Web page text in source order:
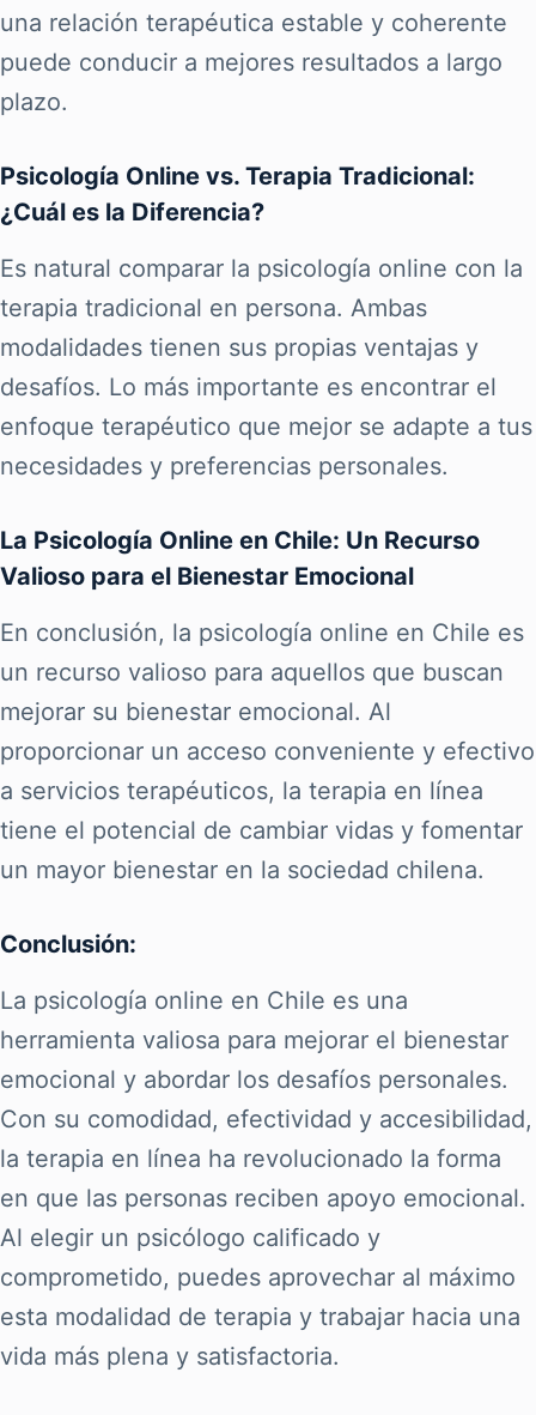
una relación terapéutica estable y coherente
puede conducir a mejores resultados a largo
plazo.
Psicología Online vs. Terapia Tradicional:
¿Cuál es la Diferencia?
Es natural comparar la psicología online con la
terapia tradicional en persona. Ambas
modalidades tienen sus propias ventajas y
desafíos. Lo más importante es encontrar el
enfoque terapéutico que mejor se adapte a tus
necesidades y preferencias personales.
La Psicología Online en Chile: Un Recurso
Valioso para el Bienestar Emocional
En conclusión, la psicología online en Chile es
un recurso valioso para aquellos que buscan
mejorar su bienestar emocional. Al
proporcionar un acceso conveniente y efectivo
a servicios terapéuticos, la terapia en línea
tiene el potencial de cambiar vidas y fomentar
un mayor bienestar en la sociedad chilena.
Conclusión:
La psicología online en Chile es una
herramienta valiosa para mejorar el bienestar
emocional y abordar los desafíos personales.
Con su comodidad, efectividad y accesibilidad,
la terapia en línea ha revolucionado la forma
en que las personas reciben apoyo emocional.
Al elegir un psicólogo calificado y
comprometido, puedes aprovechar al máximo
esta modalidad de terapia y trabajar hacia una
vida más plena y satisfactoria.